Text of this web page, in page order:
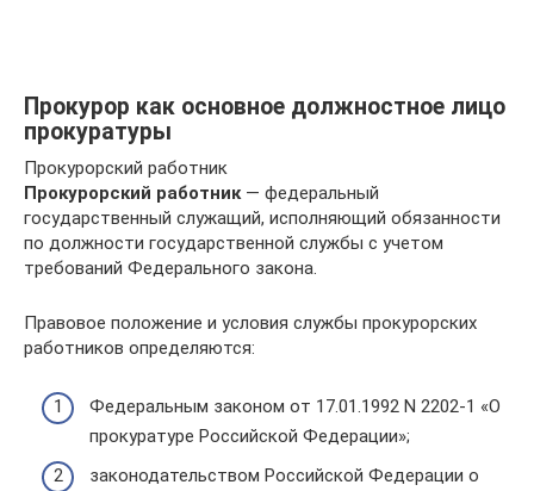
Прокурор как основное должностное лицо
прокуратуры
Прокурорский работник
Прокурорский работник— федеральный
государственный служащий, исполняющий обязанности
по должности государственной службы с учетом
требований Федерального закона.
Правовое положение и условия службы прокурорских
работников определяются:
Федеральным законом от 17.01.1992 N 2202-1 «О
прокуратуре Российской Федерации»;
законодательством Российской Федерации о